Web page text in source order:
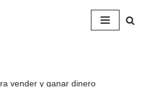
vender y ganar dinero